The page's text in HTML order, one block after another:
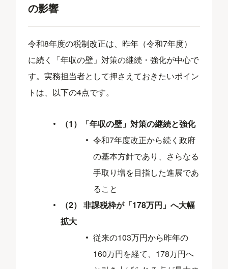
の影響
令和8年度の税制改正は、昨年（令和7年度）
に続く「年収の壁」対策の継続・強化が中心で
す。実務担当者として押さえておきたいポイン
トは、以下の4点です。
（1）「年収の壁」対策の継続と強化
令和7年度改正から続く政府
の基本方針であり、さらなる
手取り増を目指した進展であ
ること
（2） 非課税枠が「178万円」へ大幅
拡大
従来の103万円から昨年の
160万円を経て、178万円へ